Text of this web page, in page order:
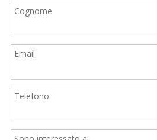
Cognome
Email
Telefono